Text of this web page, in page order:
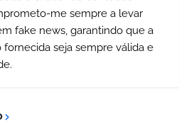
me sempre a levar
fake news, garantindo que a
fornecida seja sempre válida e